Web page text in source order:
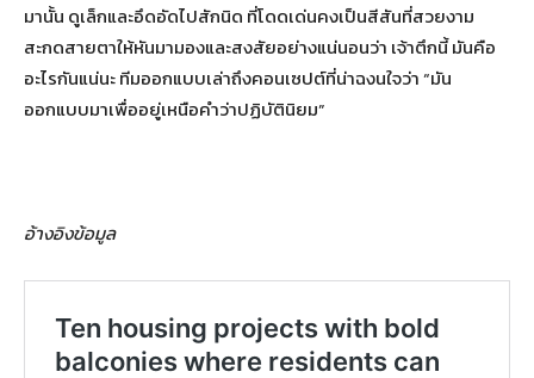
มานั้น ดูเล็กและอึดอัดไปสักนิด ที่โดดเด่นคงเป็นสีสันที่สวยงาม
สะกดสายตาให้หันมามองและสงสัยอย่างแน่นอนว่า เจ้าตึกนี้ มันคือ
อะไรกันแน่นะ ทีมออกแบบเล่าถึงคอนเซปต์ที่น่าฉงนใจว่า “มัน
ออกแบบมาเพื่ออยู่เหนือคำว่าปฏิบัตินิยม”
อ้างอิงข้อมูล